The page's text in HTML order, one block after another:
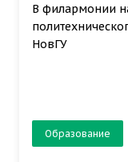
В филармонии
НовГУ
Образование